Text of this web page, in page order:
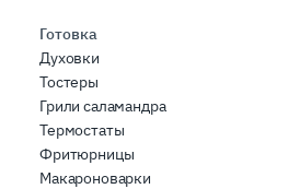
Готовка
Духовки
Тостеры
Грили саламандра
Термостаты
Фритюрницы
Макароноварки